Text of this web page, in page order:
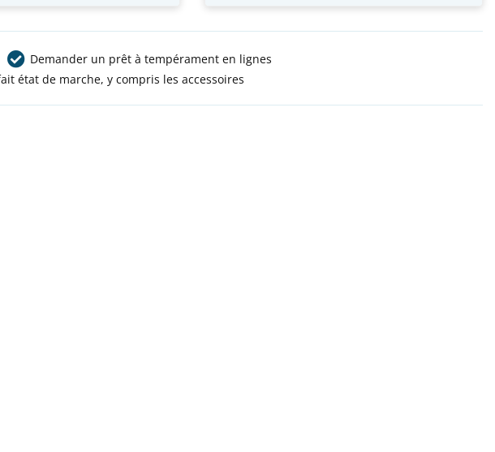
Demander un prêt à tempérament en lignes
état de marche, y compris les accessoires